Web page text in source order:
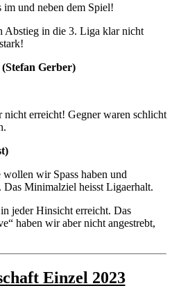
und neben dem Spiel!
Abstieg in die 3. Liga klar nicht
Gerber)
erreicht! Gegner waren schlicht
wir Spass haben und
Minimalziel heisst Ligaerhalt.
jeder Hinsicht erreicht. Das
haben wir aber nicht angestrebt,
Einzel 2023